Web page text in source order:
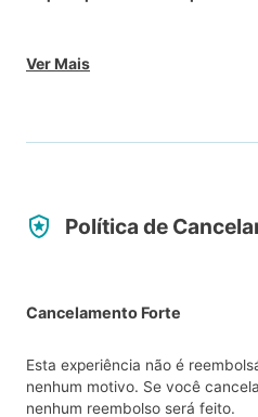
Ver Mais
Política de
Cancelamento Forte
Esta experiência não é
nenhum motivo. Se você
nenhum reembolso será feito.